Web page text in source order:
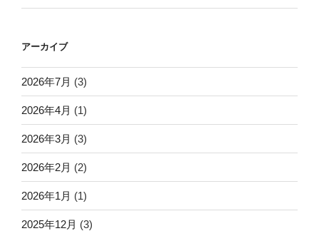
アーカイブ
2026年7月 (3)
2026年4月 (1)
2026年3月 (3)
2026年2月 (2)
2026年1月 (1)
2025年12月 (3)